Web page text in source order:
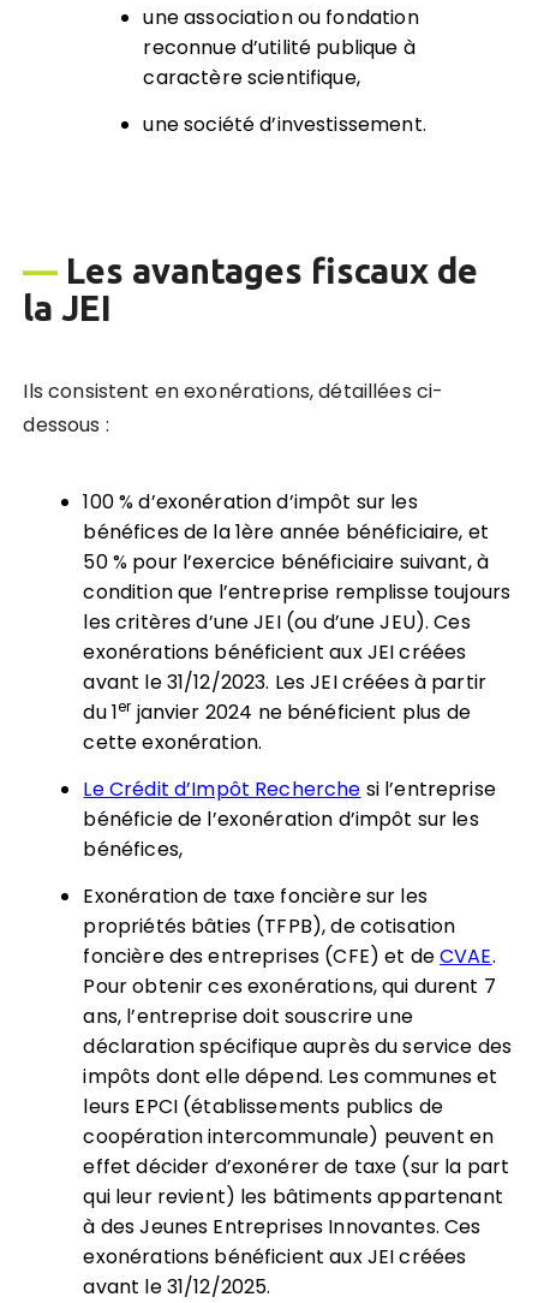
une association ou fondation
reconnue d’utilité publique à
caractère scientifique,
une société d’investissement.
— Les avantages fiscaux de
la JEI
Ils consistent en exonérations, détaillées ci-
dessous :
100 % d’exonération d’impôt sur les
bénéfices de la 1ère année bénéficiaire, et
50 % pour l’exercice bénéficiaire suivant, à
condition que l’entreprise remplisse toujours
les critères d’une JEI (ou d’une JEU). Ces
exonérations bénéficient aux JEI créées
avant le 31/12/2023. Les JEI créées à partir
du 1er janvier 2024 ne bénéficient plus de
cette exonération.
Le Crédit d’Impôt Recherche si l’entreprise
bénéficie de l’exonération d’impôt sur les
bénéfices,
Exonération de taxe foncière sur les
propriétés bâties (TFPB), de cotisation
foncière des entreprises (CFE) et deCVAE.
Pour obtenir ces exonérations, qui durent 7
ans, l’entreprise doit souscrire une
déclaration spécifique auprès du service des
impôts dont elle dépend. Les communes et
leurs EPCI (établissements publics de
coopération intercommunale) peuvent en
effet décider d’exonérer de taxe (sur la part
qui leur revient) les bâtiments appartenant
à des Jeunes Entreprises Innovantes. Ces
exonérations bénéficient aux JEI créées
avant le 31/12/2025.